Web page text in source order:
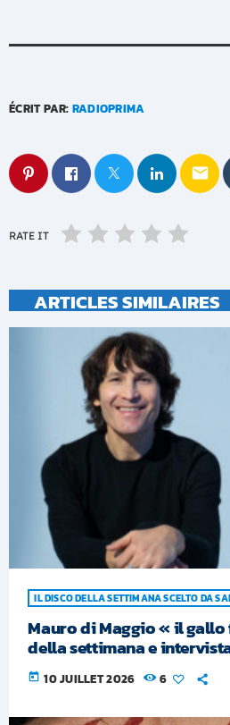
ÉCRIT PAR: RADIOPRIMA
email
RATE IT
ARTICLES SIMILAIRES
IL DISCO DELLA SETTIMANA SCELTO DA
Mauro di Maggio « il gallo fa miao » disco
della settimana e
today 10 JUILLET 2026 6